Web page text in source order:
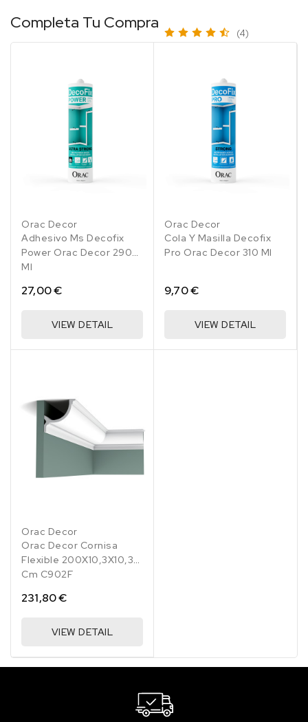
Completa Tu Compra
Orac Decor
Adhesivo Ms Decofix
Power Orac Decor 290
Ml
27,00 €
VIEW DETAIL
Orac Decor
Cola Y Masilla Decofix
Pro Orac Decor 310 Ml
(4)
9,70 €
VIEW DETAIL
Orac Decor
Orac Decor Cornisa
Flexible 200X10,3X10,3
Cm C902F
231,80 €
VIEW DETAIL